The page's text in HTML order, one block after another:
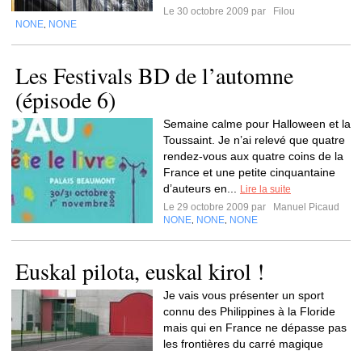
Le 30 octobre 2009 par
Filou
NONE NONE
Les Festivals BD de l’automne
(épisode 6)
Semaine calme pour Halloween et la
Toussaint. Je n’ai relevé que quatre
rendez-vous aux quatre coins de la
France et une petite cinquantaine
d’auteurs en...
Lire la suite
Le 29 octobre 2009 par
Manuel Picaud
NONE NONE NONE
Euskal pilota, euskal kirol !
Je vais vous présenter un sport
connu des Philippines à la Floride
mais qui en France ne dépasse pas
les frontières du carré magique